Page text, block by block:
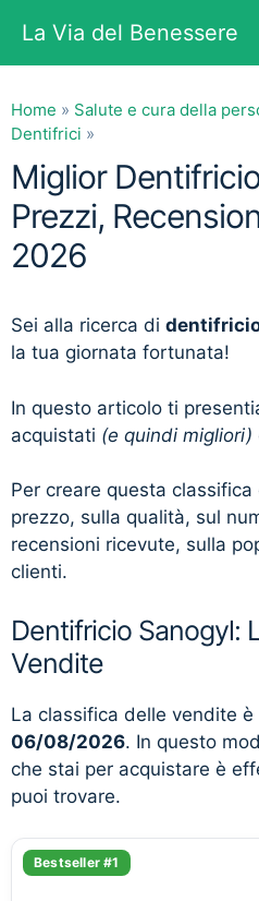
contenuto
La Via del Benessere
Home » Salute e cura della
Dentifrici »
Miglior
Prezzi,
2026
Sei alla ricerca di
la tua giornata fortunata!
In questo articolo ti
acquistati (e quindi migliori)
Per creare questa
prezzo, sulla qualità, sul
recensioni ricevute, sulla
clienti.
Dentifricio Sanogyl:
Vendite
La classifica delle vendite
06/08/2026. In questo
che stai per acquistare è
puoi trovare.
Bestseller #1